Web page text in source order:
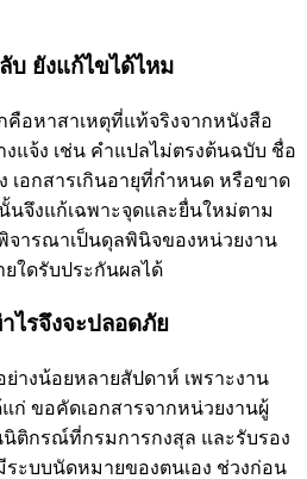
บ ยังแก้ไขได้ไหม
อหาสาเหตุที่แท้จริงจากหนังสือ
แจ้ง เช่น คำแปลไม่ตรงต้นฉบับ ชื่อ
เอกสารเกินอายุที่กำหนด หรือขาด
จึงแก้เฉพาะจุดและยื่นใหม่ตาม
จารณาเป็นดุลพินิจของหน่วยงาน
ยใดรับประกันผลได้
ไรจึงจะปลอดภัย
างน้อยหลายสัปดาห์ เพราะงาน
ก่ ขอคัดเอกสารจากหน่วยงานผู้
ติกรณ์ที่กรมการกงสุล และรับรอง
ะบบนัดหมายของตนเอง ช่วงก่อน